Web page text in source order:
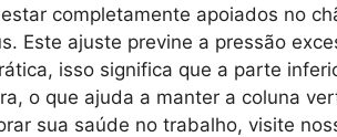
completamente apoiados no
Este ajuste previne a pressão
isso significa que a parte
o que ajuda a manter a coluna
sua saúde no trabalho, visite